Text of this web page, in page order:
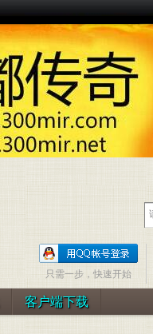
只需一步，快速开始
客户端下载